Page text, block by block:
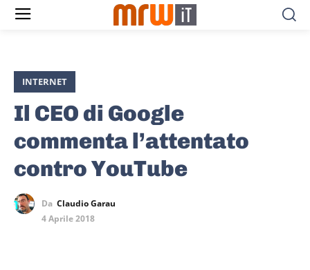
INTERNET
Il CEO di Google
commenta l’attentato
contro YouTube
Da Claudio Garau
4 Aprile 2018